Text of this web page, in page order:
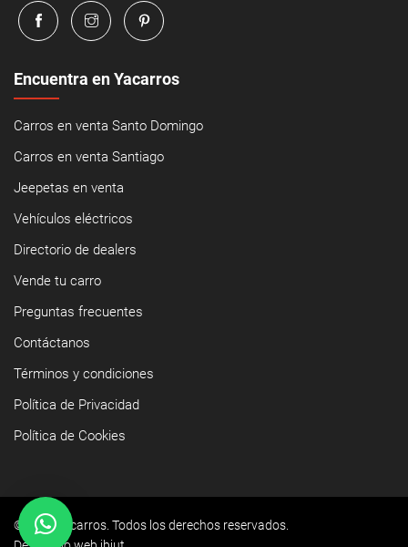
Encuentra en Yacarros
Carros en venta Santo Domingo
Carros en venta Santiago
Jeepetas en venta
Vehículos eléctricos
Directorio de dealers
Vende tu carro
Preguntas frecuentes
Contáctanos
Términos y condiciones
Política de Privacidad
Política de Cookies
©2026 Yacarros. Todos los derechos reservados.